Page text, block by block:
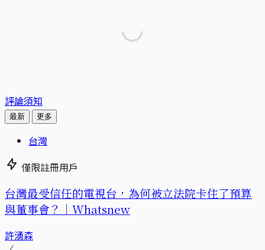
評論須知
最新 更多
台灣
僅限註冊用戶
台灣最受信任的電視台，為何被立法院卡住了預算
與董事會？｜Whatsnew
許湧森